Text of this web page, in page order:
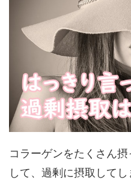
コラーゲンをたくさん
して、過剰に摂取して